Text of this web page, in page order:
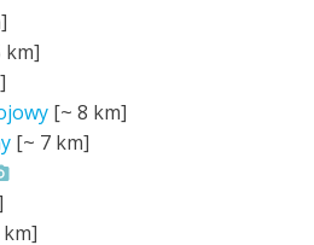
]
km]
]
[~8 km]
[~ 7 km]
km]